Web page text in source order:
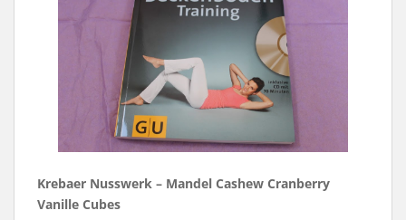
Krebaer Nusswerk – Mandel Cashew Cranberry
Vanille Cubes